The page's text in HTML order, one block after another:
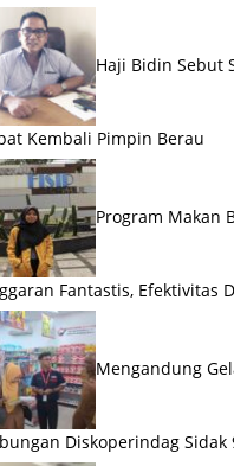
Haji Bidin Sebut
Kembali Pimpin Berau
Program Makan
Fantastis, Efektivitas
Mengandung
Diskoperindag Sidak